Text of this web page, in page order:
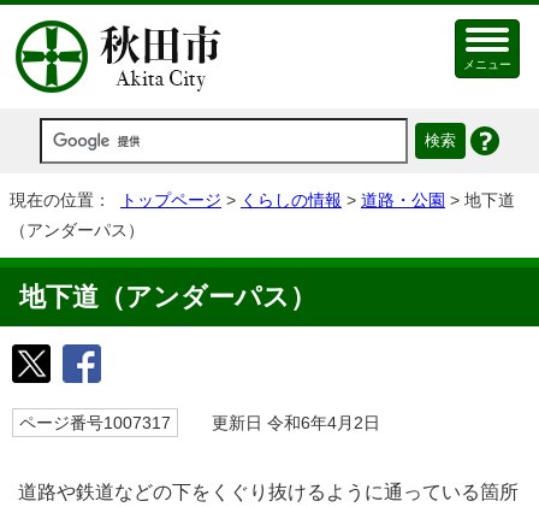
メニュー
現在の位置： トップページ > くらしの情報 > 道路・公園 > 地下道
（アンダーパス）
地下道（アンダーパス）
ページ番号1007317 更新日 令和6年4月2日
道路や鉄道などの下をくぐり抜けるように通っている箇所